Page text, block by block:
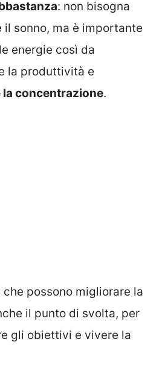
: non bisogna
il sonno, ma è importante
energie così da
la produttività e
la concentrazione.
possono migliorare la
il punto di svolta, per
gli obiettivi e vivere la